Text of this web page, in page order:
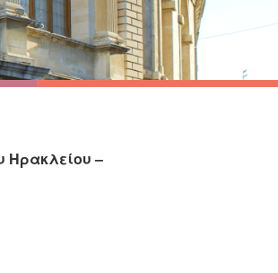
Ηρακλείου –